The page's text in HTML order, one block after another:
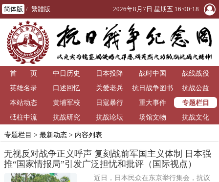
简体版 / 繁體版 2026年8月7日 星期五 16:00:18
首 页 中日历史 日本投降 战时中国
战线战役
英雄名录
口述回忆 关爱老兵
抗日战争图书
馆
抗战公益
本站动态
黄埔军校 日寇暴行 重大事件
专题栏目
砥柱中流
抗战研究 抗战论坛 场馆文物 抗战文化
专题栏目 > 最新动态> 内容列表
无视反对战争正义呼声 复刻战前军国主义体制 日本强
推“国家情报局”引发广泛担忧和批评（国际视点）
近日，日本民众在东京举行集会，抗议